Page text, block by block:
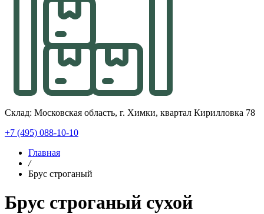
Склад: Московская область, г. Химки, квартал Кирилловка 78
+7 (495) 088-10-10
Главная
/
Брус строганый
Брус строганый сухой